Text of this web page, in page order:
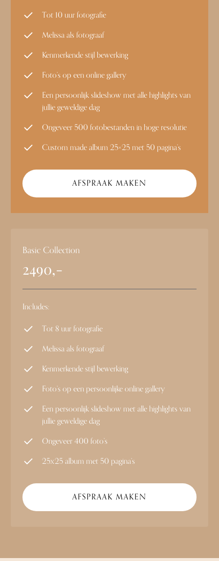
Tot 10 uur fotografie
Melissa als fotograaf
Kenmerkende stijl bewerking
Foto’s op een online gallery
Een persoonlijk slideshow met alle highlights van
jullie geweldige dag
Ongeveer 500 fotobestanden in hoge resolutie
Custom made album 25×25 met 50 pagina’s
AFSPRAAK MAKEN
Basic Collection
2490,-
Includes:
Tot 8 uur fotografie
Melissa als fotograaf
Kenmerkende stijl bewerking
Foto’s op een persoonlijke online gallery
Een persoonlijk slideshow met alle highlights van
jullie geweldige dag
Ongeveer 400 foto’s
25x25 album met 50 pagina’s
AFSPRAAK MAKEN